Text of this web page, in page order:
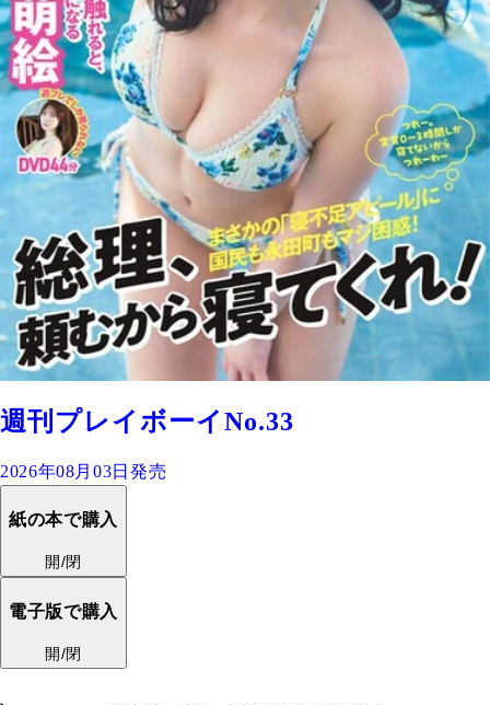
週刊プレイボーイNo.33
2026年08月03日発売
紙の本で購入
開/閉
電子版で購入
開/閉